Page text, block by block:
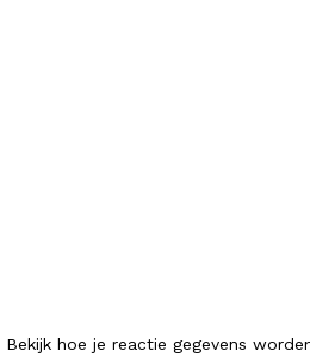
Bekijk hoe je reactie gegevens